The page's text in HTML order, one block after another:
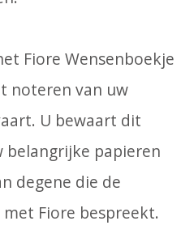
Fiore Wensenboekje
noteren van uw
U bewaart dit
belangrijke papieren
degene die de
Fiore bespreekt.